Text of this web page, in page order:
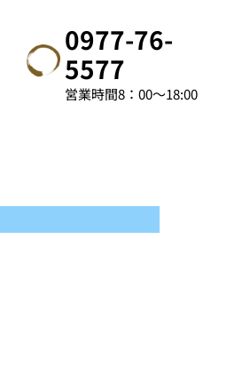
0977-76-
5577
営業時間8：00～18:00